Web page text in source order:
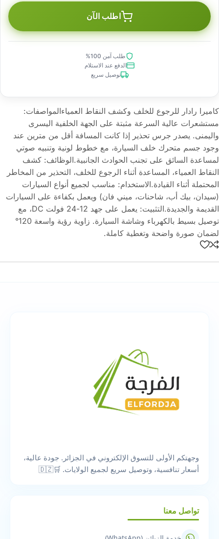
اطلب الآن
طلب آمن 100%
الدفع عند الاستلام
توصيل سريع
كاميرا رادار للرجوع للخلف وكشف النقاط العمياءالمواصفات:
مستشعرات عالية السرعة مثبتة على الجهة الخلفية اليسرى
واليمنى. يصدر جرس تحذير إذا كانت المسافة أقل من مترين عند
وجود جسم متحرك خلف السيارة، مع خطوط لونية وتنبيه صوتي
لمساعدة السائق على تجنب الحوادث الجانبية.الوظائف: كشف
النقاط العمياء، المساعدة أثناء الرجوع للخلف، التحذير من المخاطر
المحتملة أثناء القيادة.الاستخدام: مناسب لجميع أنواع السيارات
(سيدان، بيك أب، شاحنات، ميني فان) ويعمل بكفاءة على السيارات
القديمة والجديدة.التثبيت: يعمل على جهد 12-24 فولت DC، مع
توصيل بسيط بالكهرباء وشاشة السيارة. زاوية رؤية واسعة 120°
لضمان صورة واضحة وتغطية كاملة.
وجهتكم الأولى للتسوق الإلكتروني في الجزائر. جودة عالية،
أسعار تنافسية، وتوصيل سريع لجميع الولايات. 🛒🇩🇿
تواصل معنا